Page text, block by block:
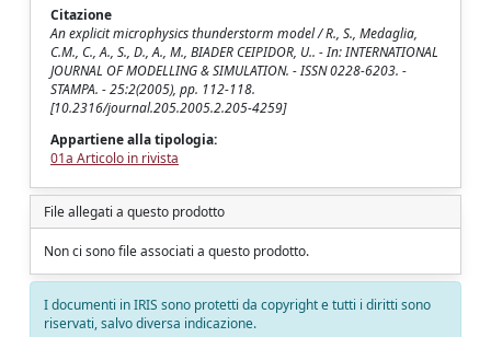
Citazione
An explicit microphysics thunderstorm model / R., S., Medaglia,
C.M., C., A., S., D., A., M., BIADER CEIPIDOR, U.. - In: INTERNATIONAL
JOURNAL OF MODELLING & SIMULATION. - ISSN 0228-6203. -
STAMPA. - 25:2(2005), pp. 112-118.
[10.2316/journal.205.2005.2.205-4259]
Appartiene alla tipologia:
01a Articolo in rivista
File allegati a questo prodotto
Non ci sono file associati a questo prodotto.
I documenti in IRIS sono protetti da copyright e tutti i diritti sono
riservati, salvo diversa indicazione.